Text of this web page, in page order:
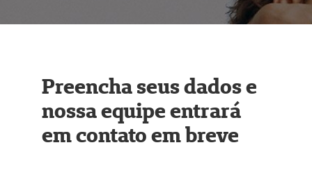
Preencha seus dados e
nossa equipe entrará
em contato em breve